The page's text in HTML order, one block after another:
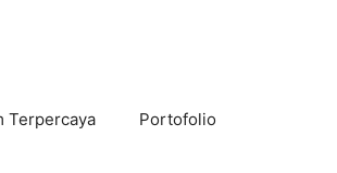
Terpercaya Portofolio